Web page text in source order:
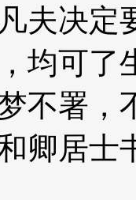
夫决定
均可了
不署，
卿居士